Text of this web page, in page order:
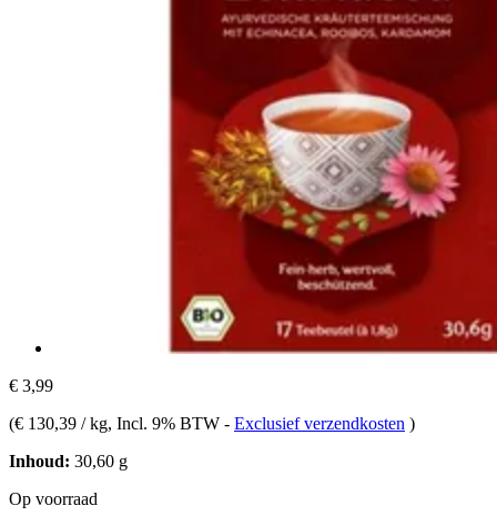
€ 3,99
(€ 130,39 / kg, Incl. 9% BTW - Exclusief verzendkosten )
Inhoud: 30,60 g
Op voorraad